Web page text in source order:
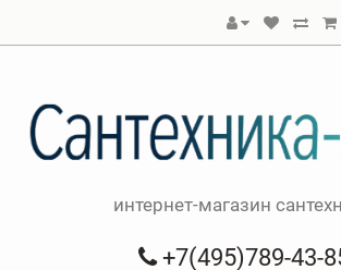
интернет-магазин
+7(495)789-43-